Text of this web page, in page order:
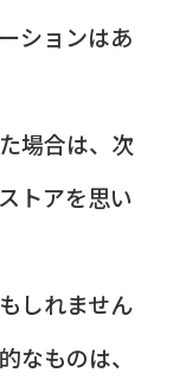
ションはあ
場合は、次
トアを思い
しれません
なものは、